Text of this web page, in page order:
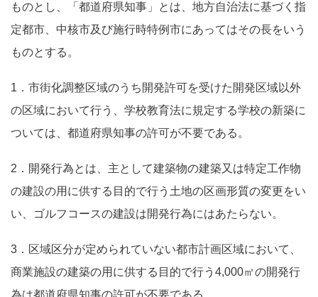
ものとし、「都道府県知事」とは、地方自治法に基づく指
定都市、中核市及び施行時特例市にあってはその長をいう
ものとする。
1．市街化調整区域のうち開発許可を受けた開発区域以外
の区域において行う、学校教育法に規定する学校の新築に
ついては、都道府県知事の許可が不要である。
2．開発行為とは、主として建築物の建築又は特定工作物
の建設の用に供する目的で行う土地の区画形質の変更をい
い、ゴルフコースの建設は開発行為にはあたらない。
3．区域区分が定められていない都市計画区域において、
商業施設の建築の用に供する目的で行う4,000㎡の開発行